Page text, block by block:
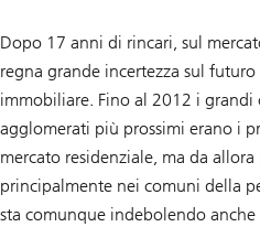
Dopo 17 anni di rincari, sul
regna grande incertezza sul
immobiliare. Fino al 2012 i
agglomerati più prossimi erano i
mercato residenziale, ma da
principalmente nei comuni della
sta comunque indebolendo